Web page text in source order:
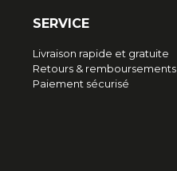
SERVICE
Livraison rapide et gratuite
Retours & remboursements
Paiement sécurisé